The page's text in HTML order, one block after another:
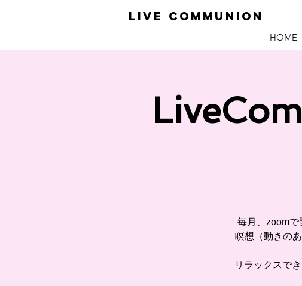
​LiVE COMMUNION
HOME
毎月、zoomで
瞑想（動きの
リラックスで